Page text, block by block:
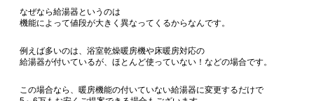
なぜなら給湯器というのは
機能によって値段が大きく異なってくるからなんです。
例えば多いのは、浴室乾燥暖房機や床暖房対応の
給湯器が付いているが、ほとんど使っていない！などの場合です。
この場合なら、暖房機能の付いていない給湯器に変更するだけで